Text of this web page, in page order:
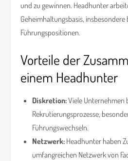
und zu gewinnen. Headhunter
Geheimhaltungsbasis,
Führungspositionen.
Vorteile der
einem Headhunter
Diskretion:Viele Unternehmen
Rekrutierungsprozesse,
Führungswechseln.
Netzwerk: Headhunter haben
umfangreichen Netzwerk von